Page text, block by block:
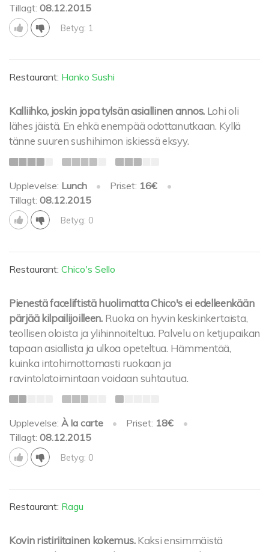
Tillagt: 08.12.2015
Betyg: 1
Restaurant: Hanko Sushi
Kalliihko, joskin jopa tylsän asiallinen annos. Lohi oli
lähes jäistä. En ehkä enempää odottanutkaan. Kyllä
tänne suuren sushihimon iskiessä eksyy.
Upplevelse: Lunch • Priset: 16€
•
Tillagt: 08.12.2015
Betyg: 0
Restaurant: Chico's Sello
Pienestä faceliftistä huolimatta Chico's ei edelleenkään
pärjää kilpailijoilleen. Ruoka on hyvin keskinkertaista,
teollisen oloista ja ylihinnoiteltua. Palvelu on ketjupaikan
tapaan asiallista ja ulkoa opeteltua. Hämmentää,
kuinka intohimottomasti ruokaan ja
ravintolatoimintaan voidaan suhtautua.
Upplevelse: À la carte • Priset: 18€
•
Tillagt: 08.12.2015
Betyg: 0
Restaurant: Ragu
Kovin ristiriitainen kokemus. Kaksi ensimmäistä